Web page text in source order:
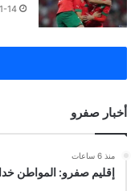
14
أخبار صفرو
منذ 6 ساعات
إقليم صفرو: المواطن